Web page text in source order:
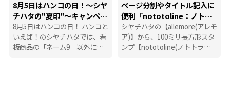
8月5日はハンコの日！～シヤ
チハタの"夏印"～キャンペー
ン
8月5日はハンコの日！ ハンコと
いえば！のシヤチハタでは、看
板商品の「ネーム9」以外に
ページ分割やタイトル記入に
便利「nototoline：ノトト
ライン」
シヤチハタの【allemore(アレモ
ア)】から、100ミリ長方形スタ
ンプ【nototoline(ノトトライ